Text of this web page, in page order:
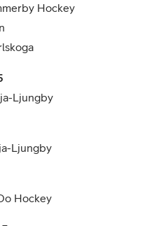
Hockey
Ljungby
Ljungby
Hockey